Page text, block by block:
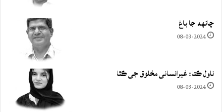
چانهه جا باغ
08-03-2024
ناول ڪتا: غيرانساني مخلوق جي ڪٿا
08-03-2024